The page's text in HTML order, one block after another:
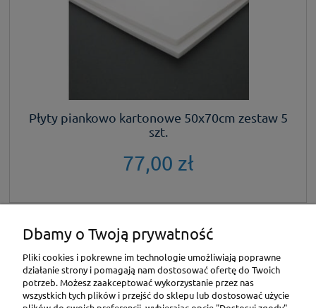
Płyty piankowo kartonowe 50x70cm zestaw 5
szt.
77,00 zł
KONTAKT
POMOC
Dbamy o Twoją prywatność
Pliki cookies i pokrewne im technologie umożliwiają poprawne
działanie strony i pomagają nam dostosować ofertę do Twoich
potrzeb. Możesz zaakceptować wykorzystanie przez nas
wszystkich tych plików i przejść do sklepu lub dostosować użycie